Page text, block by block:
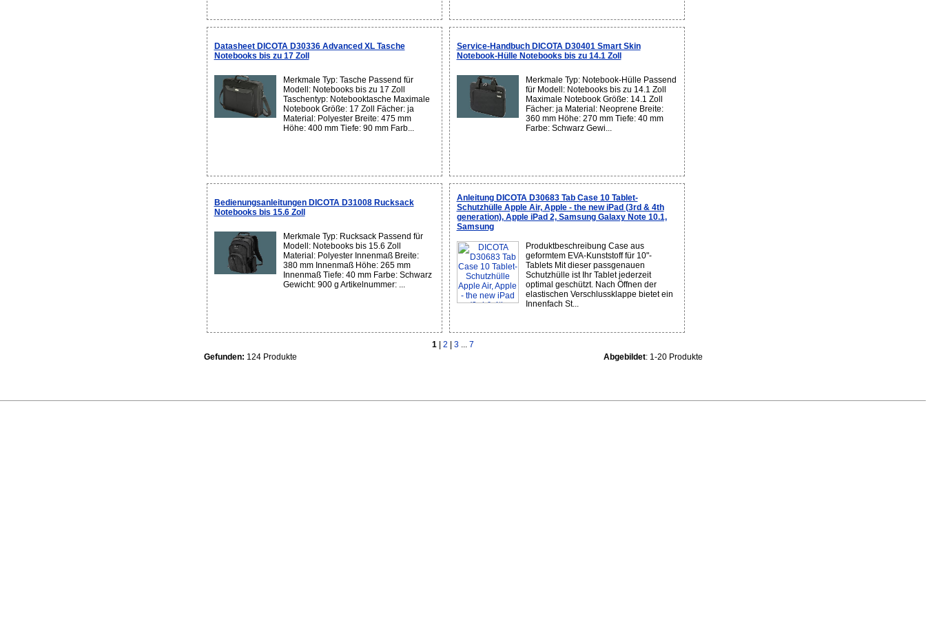
Datasheet DICOTA D30336 Advanced XL Tasche
Notebooks bis zu 17 Zoll
Merkmale Typ: Tasche Passend für
Modell: Notebooks bis zu 17 Zoll
Taschentyp: Notebooktasche Maximale
Notebook Größe: 17 Zoll Fächer: ja
Material: Polyester Breite: 475 mm
Höhe: 400 mm Tiefe: 90 mm Farb...
Service-Handbuch DICOTA D30401 Smart Skin
Notebook-Hülle Notebooks bis zu 14.1 Zoll
Merkmale Typ: Notebook-Hülle Passend
für Modell: Notebooks bis zu 14.1 Zoll
Maximale Notebook Größe: 14.1 Zoll
Fächer: ja Material: Neoprene Breite:
360 mm Höhe: 270 mm Tiefe: 40 mm
Farbe: Schwarz Gewi...
Bedienungsanleitungen DICOTA D31008 Rucksack
Notebooks bis 15.6 Zoll
Merkmale Typ: Rucksack Passend für
Modell: Notebooks bis 15.6 Zoll
Material: Polyester Innenmaß Breite:
380 mm Innenmaß Höhe: 265 mm
Innenmaß Tiefe: 40 mm Farbe: Schwarz
Gewicht: 900 g Artikelnummer: ...
Anleitung DICOTA D30683 Tab Case 10 Tablet-
Schutzhülle Apple Air, Apple - the new iPad (3rd & 4th
generation), Apple iPad 2, Samsung Galaxy Note 10.1,
Samsung
Produktbeschreibung Case aus
geformtem EVA-Kunststoff für 10"-
Tablets Mit dieser passgenauen
Schutzhülle ist Ihr Tablet jederzeit
optimal geschützt. Nach Öffnen der
elastischen Verschlussklappe bietet ein
Innenfach St...
1 2 3 ... 7
Gefunden: 124 Produkte Abgebildet: 1-20 Produkte